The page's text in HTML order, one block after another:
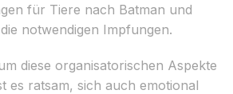
für Tiere nach Batman und
notwendigen Impfungen.
diese organisatorischen Aspekte
es ratsam, sich auch emotional